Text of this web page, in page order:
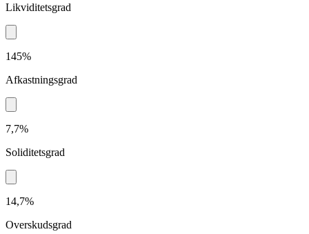
Likviditetsgrad
145%
Afkastningsgrad
7,7%
Soliditetsgrad
14,7%
Overskudsgrad